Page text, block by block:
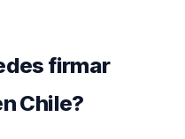
firmar
Chile?